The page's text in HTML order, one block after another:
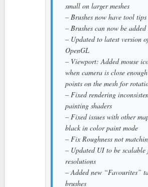
small on larger meshes
– Brushes now have tool tips
– Brushes can now be
– Updated to latest version
OpenGL
– Viewport: Added mouse
when camera is close
points on the mesh for
– Fixed rendering
painting shaders
– Fixed issues with other
black in color paint mode
– Fix Roughness not
– Updated UI to be
resolutions
– Added new “Favourites”
brushes